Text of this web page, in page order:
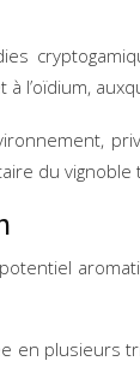
à l’oïdium,
du